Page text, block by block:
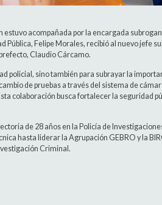
acompañada por la encargada
Felipe Morales, recibió al nuevo jefe
Claudio Cárcamo.
policial, sino también para subrayar la
de pruebas a través del sistema de
colaboración busca fortalecer la seguridad
de 28 años en la Policía de
hasta liderar la Agrupación GEBRO y la
Criminal.